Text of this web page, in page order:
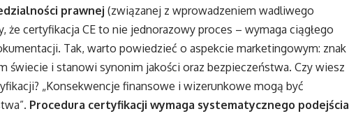
prawnej (związanej z wprowadzeniem wadliwego
że certyfikacja CE to nie jednorazowy proces – wymaga ciągłego
Tak, warto powiedzieć o aspekcie marketingowym: znak
świecie i stanowi synonim jakości oraz bezpieczeństwa. Czy wiesz
„Konsekwencje finansowe i wizerunkowe mogą być
Procedura certyfikacji wymaga systematycznego podejścia